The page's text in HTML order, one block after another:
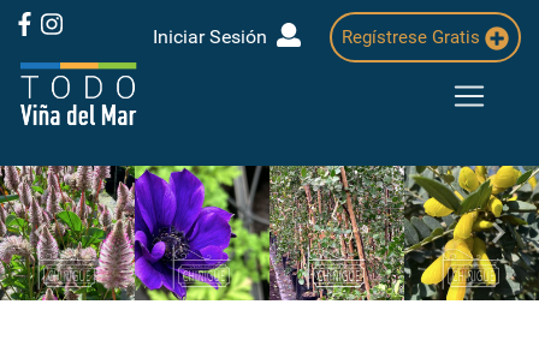
Iniciar Sesión Regístrese Gratis
Previous Next